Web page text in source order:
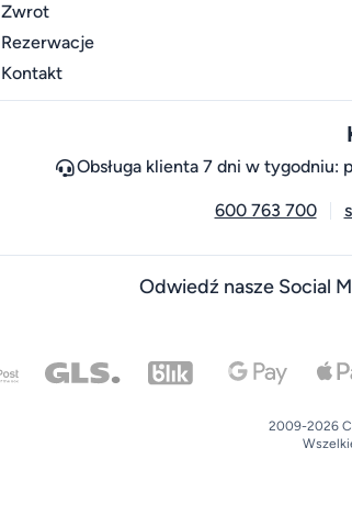
Zwrot
Rezerwacje
Kontakt
Obsługa klienta 7 dni w
600 763 700
Odwiedź nasze Social
2009-2026